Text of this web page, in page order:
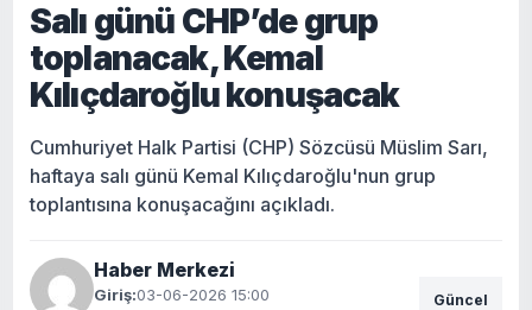
Salı günü CHP’de grup
toplanacak, Kemal
Kılıçdaroğlu konuşacak
Cumhuriyet Halk Partisi (CHP) Sözcüsü Müslim Sarı,
haftaya salı günü Kemal Kılıçdaroğlu'nun grup
toplantısına konuşacağını açıkladı.
Haber Merkezi
Giriş:03-06-2026 15:00 Güncel